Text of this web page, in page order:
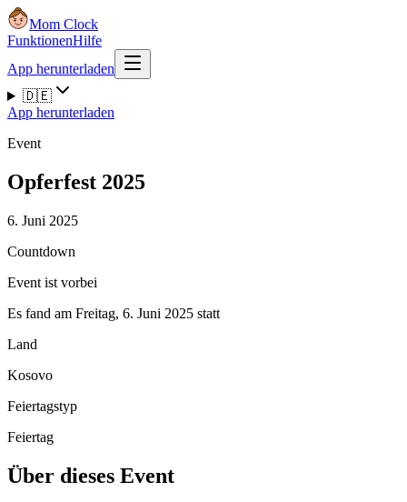
Mom Clock
FunktionenHilfe
App herunterladen
🇩🇪
App herunterladen
Event
Opferfest 2025
6. Juni 2025
Countdown
Event ist vorbei
Es fand am Freitag, 6. Juni 2025 statt
Land
Kosovo
Feiertagstyp
Feiertag
Über dieses Event